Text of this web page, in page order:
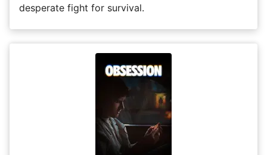
desperate fight for survival.